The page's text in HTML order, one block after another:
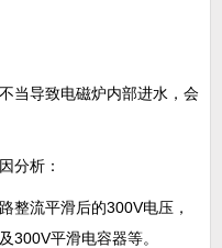
当导致电磁炉内部进水，会
分析：
整流平滑后的300V电压，
300V平滑电容器等。